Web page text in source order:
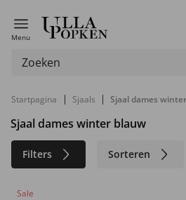
Menu
Startpagina | Sjaals | Sjaal dames
Sjaal dames winter blauw
Filters Sorteren
Sale